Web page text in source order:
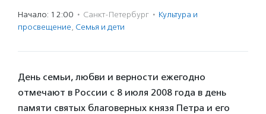
Начало: 12:00 · Санкт-Петербург · Культура и
просвещение, Семья и дети
День семьи, любви и верности ежегодно
отмечают в России с 8 июля 2008 года в день
памяти святых благоверных князя Петра и его